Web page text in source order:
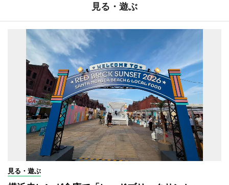
見る・遊ぶ
見る・遊ぶ